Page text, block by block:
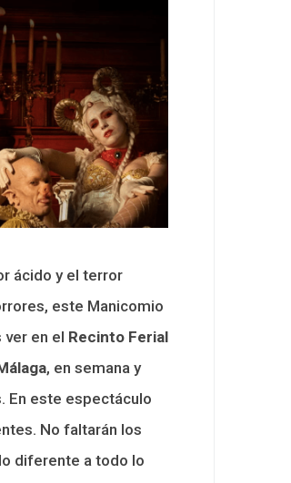
ácido y el terror
este Manicomio
en el Recinto Ferial
, en semana y
En este espectáculo
No faltarán los
diferente a todo lo